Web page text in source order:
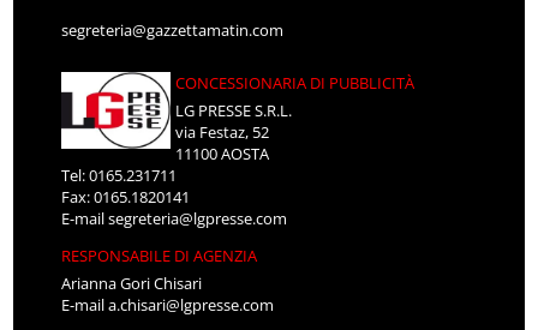
segreteria@gazzettamatin.com
CONCESSIONARIA DI PUBBLICITÀ
LG PRESSE S.R.L.
via Festaz, 52
11100 AOSTA
Tel: 0165.231711
Fax: 0165.1820141
E-mailsegreteria@lgpresse.com
RESPONSABILE DI AGENZIA
Arianna Gori Chisari
E-maila.chisari@lgpresse.com